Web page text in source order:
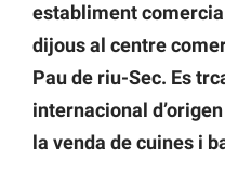
establiment
dijous al centre
Pau de riu-Sec. Es
internacional
la venda de cuines i